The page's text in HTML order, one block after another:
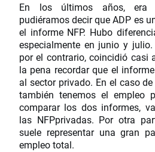
En los últimos años, era
pudiéramos decir que ADP es
el informe NFP. Hubo
especialmente en junio y
por el contrario, coincidió casi
la pena recordar que el
al sector privado. En el caso
también tenemos el empleo
comparar los dos informes,
las NFPprivadas. Por otra
suele representar una gran
empleo total.